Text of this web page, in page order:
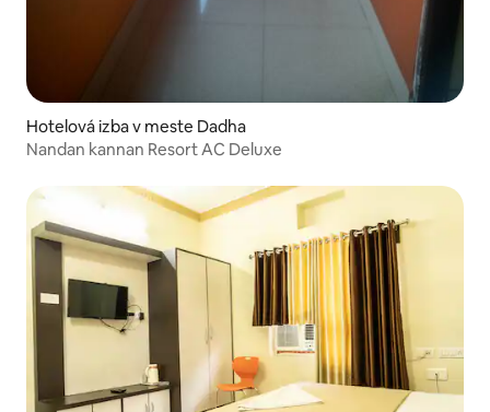
Hotelová izba v meste Dadha
Nandan kannan Resort AC Deluxe